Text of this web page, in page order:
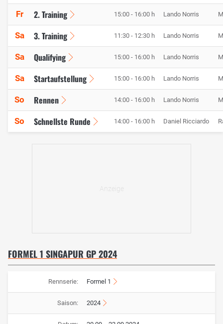
Fr 2. Training 15:00 - 16:00 h Lando Norris
Sa 3. Training 11:30 - 12:30 h Lando Norris
Sa Qualifying 15:00 - 16:00 h Lando Norris
Sa Startaufstellung 15:00 - 16:00 h Lando Norris
So Rennen 14:00 - 16:00 h Lando Norris
So Schnellste Runde 14:00 - 16:00 h Daniel Ricciardo
FORMEL 1 SINGAPUR GP 2024
Rennserie: Formel 1
Saison: 2024